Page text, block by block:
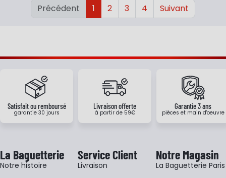
Précédent 1 2 3 4 Suivant
Satisfait ou remboursé
garantie 30 jours
Livraison offerte
à partir de 59€
Garantie 3 ans
pièces et main d'oeuvre
La Baguetterie
Notre histoire
Service Client
Livraison
Notre Magasin
La Baguetterie Paris